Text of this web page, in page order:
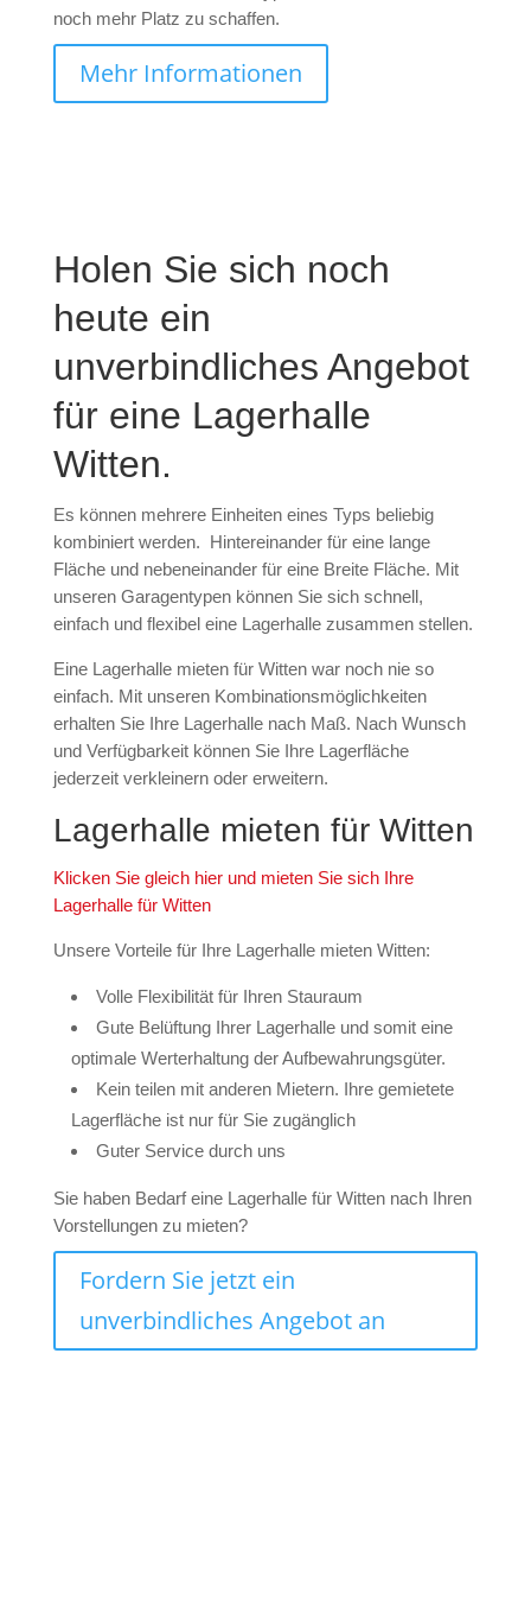
noch mehr Platz zu schaffen.
Mehr Informationen
Holen Sie sich noch
heute ein
unverbindliches Angebot
für eine Lagerhalle
Witten.
Es können mehrere Einheiten eines Typs beliebig
kombiniert werden. Hintereinander für eine lange
Fläche und nebeneinander für eine Breite Fläche. Mit
unseren Garagentypen können Sie sich schnell,
einfach und flexibel eine Lagerhalle zusammen stellen.
Eine Lagerhalle mieten für Witten war noch nie so
einfach. Mit unseren Kombinationsmöglichkeiten
erhalten Sie Ihre Lagerhalle nach Maß. Nach Wunsch
und Verfügbarkeit können Sie Ihre Lagerfläche
jederzeit verkleinern oder erweitern.
Lagerhalle mieten für Witten
Klicken Sie gleich hier und mieten Sie sich Ihre
Lagerhalle für Witten
Unsere Vorteile für Ihre Lagerhalle mieten Witten:
Volle Flexibilität für Ihren Stauraum
Gute Belüftung Ihrer Lagerhalle und somit eine
optimale Werterhaltung der Aufbewahrungsgüter.
Kein teilen mit anderen Mietern. Ihre gemietete
Lagerfläche ist nur für Sie zugänglich
Guter Service durch uns
Sie haben Bedarf eine Lagerhalle für Witten nach Ihren
Vorstellungen zu mieten?
Fordern Sie jetzt ein
unverbindliches Angebot an